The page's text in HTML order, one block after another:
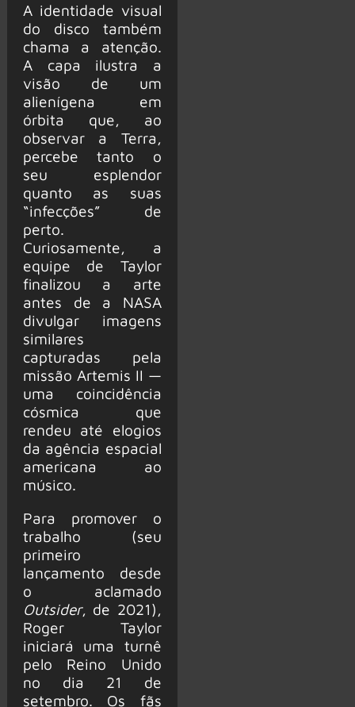
A identidade visual
do disco também
chama a atenção.
A capa ilustra a
visão de um
alienígena em
órbita que, ao
observar a Terra,
percebe tanto o
seu esplendor
quanto as suas
“infecções” de
perto.
Curiosamente, a
equipe de Taylor
finalizou a arte
antes de a NASA
divulgar imagens
similares
capturadas pela
missão Artemis II —
uma coincidência
cósmica que
rendeu até elogios
da agência espacial
americana ao
músico.
Para promover o
trabalho (seu
primeiro
lançamento desde
o aclamado
Outsider, de 2021),
Roger Taylor
iniciará uma turnê
pelo Reino Unido
no dia 21 de
setembro. Os fãs